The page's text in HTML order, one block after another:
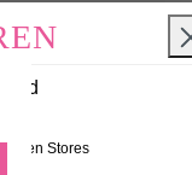
und
Stores